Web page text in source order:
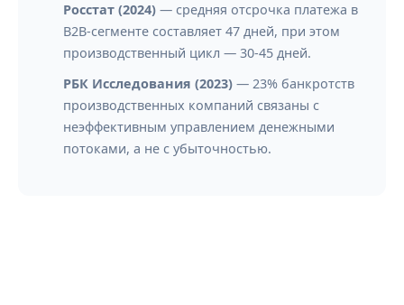
Росстат (2024) — средняя отсрочка платежа в
B2B-сегменте составляет 47 дней, при этом
производственный цикл — 30-45 дней.
РБК Исследования (2023) — 23% банкротств
производственных компаний связаны с
неэффективным управлением денежными
потоками, а не с убыточностью.